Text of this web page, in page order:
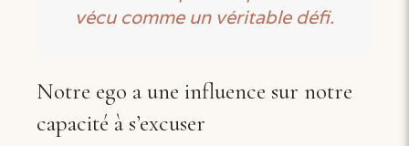
vécu comme un véritable défi.
Notre ego a une influence sur notre
capacité à s’excuser